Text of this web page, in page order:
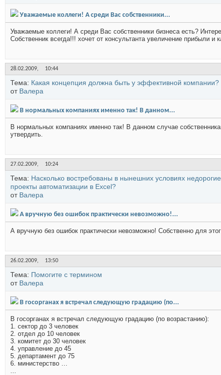
Уважаемые коллеги! А среди Вас собственники...
Уважаемые коллеги! А среди Вас собственники бизнеса есть?
Собственник всегда!!! хочет от консультанта увеличение прибыли и
28.02.2009, 10:44
Тема: Какая концепция должна быть у эффективной компании?
от Валера
В нормальных компаниях именно так! В данном...
В нормальных компаниях именно так! В данном случае
утвердить.
27.02.2009, 10:24
Тема: Насколько востребованы в нынешних условиях недорогие
проекты автоматизации в Excel?
от Валера
А вручную без ошибок практически невозможно!...
А вручную без ошибок практически невозможно! Собственно для
26.02.2009, 13:50
Тема: Помогите с термином
от Валера
В госорганах я встречал следующую градацию (по...
В госорганах я встречал следующую градацию (по возрастанию):
1. сектор до 3 человек
2. отдел до 10 человек
3. комитет до 30 человек
4. управление до 45
5. департамент до 75
6. министерство …
...